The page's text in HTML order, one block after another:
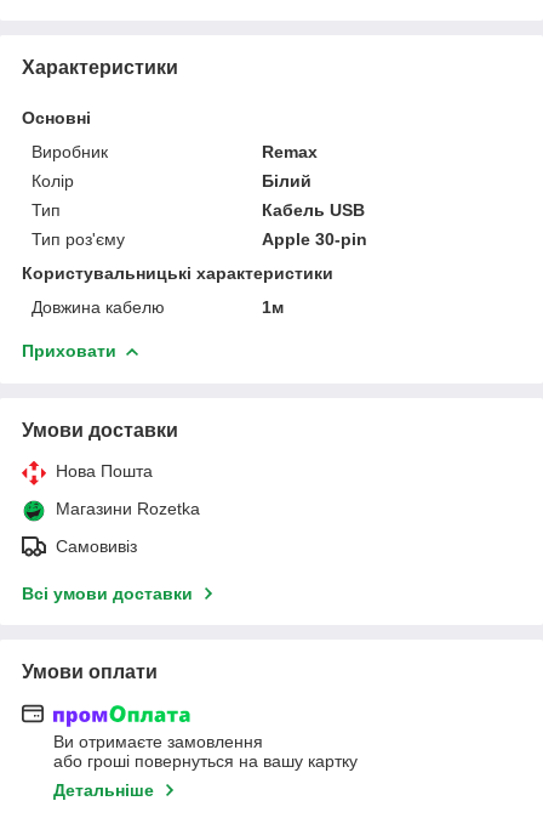
Характеристики
Основні
Виробник
Remax
Колір
Білий
Тип
Кабель USB
Тип роз'єму
Apple 30-pin
Користувальницькі характеристики
Довжина кабелю
1м
Приховати
Умови доставки
Нова Пошта
Магазини Rozetka
Самовивіз
Всі умови доставки
Умови оплати
Ви отримаєте замовлення
або гроші повернуться на вашу картку
Детальніше